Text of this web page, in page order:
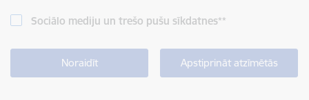
Sociālo mediju un trešo pušu sīkdatnes**
Noraidīt Apstiprināt atzīmētās